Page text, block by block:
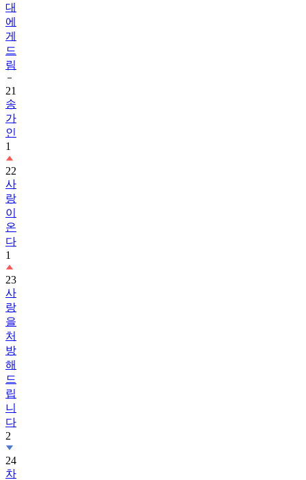
대
에
게
드
림
21
송
가
인
1
22
사
랑
이
온
다
1
23
사
랑
을
처
방
해
드
립
니
다
2
24
차